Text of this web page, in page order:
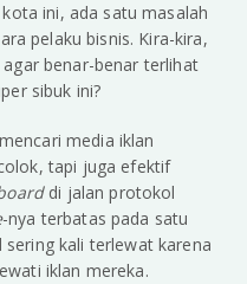
ini, ada satu masalah
pelaku bisnis. Kira-kira,
benar-benar terlihat
sibuk ini?
media iklan
tapi juga efektif
di jalan protokol
-nya terbatas pada satu
kali terlewat karena
iklan mereka.